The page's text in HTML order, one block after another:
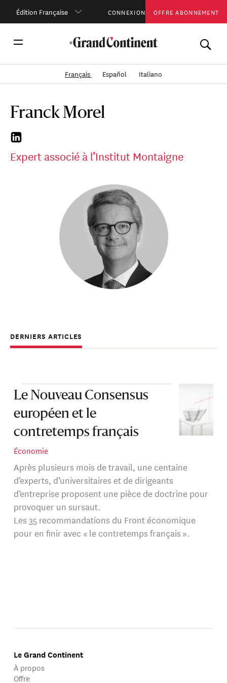
Édition Française CONNEXION OFFRE ABONNEMENT
Français Español Italiano
Franck Morel
Expert associé à l’Institut Montaigne
DERNIERS ARTICLES
Le Nouveau Consensus
européen et le
contretemps français
Économie
Après plusieurs mois de travail, une centaine
d’experts, d’universitaires et de dirigeants
d’entreprise proposent une pièce de doctrine pour
provoquer un sursaut.
Les 35 recommandations du Front économique
pour en finir avec « le contretemps français ».
Le Grand Continent
À propos
Offre